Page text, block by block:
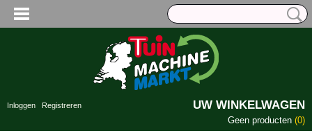
Inloggen Registreren UW WINKELWAGEN
Geen producten (0)